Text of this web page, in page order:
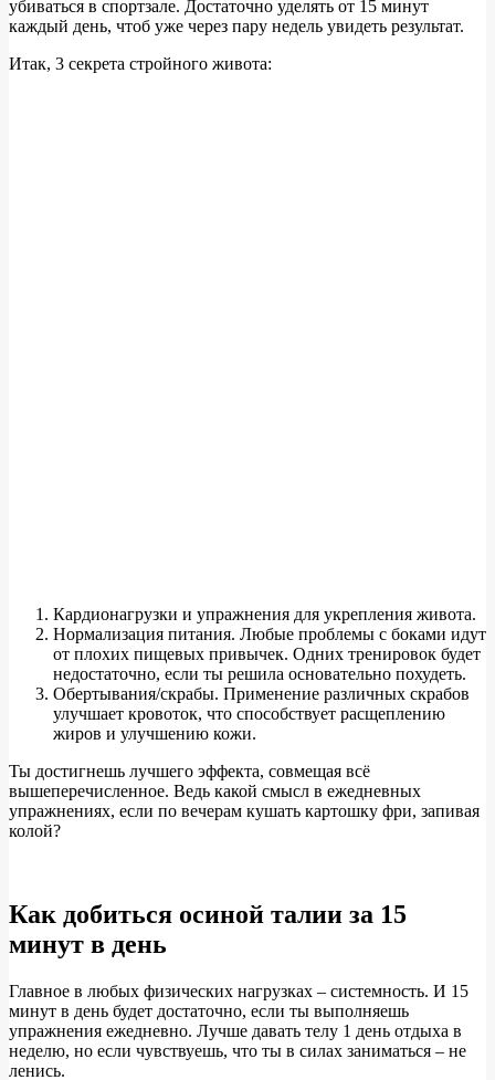
убиваться в спортзале. Достаточно уделять от 15 минут
каждый день, чтоб уже через пару недель увидеть результат.
Итак, 3 секрета стройного живота:
Кардионагрузки и упражнения для укрепления живота.
Нормализация питания. Любые проблемы с боками идут
от плохих пищевых привычек. Одних тренировок будет
недостаточно, если ты решила основательно похудеть.
Обертывания/скрабы. Применение различных скрабов
улучшает кровоток, что способствует расщеплению
жиров и улучшению кожи.
Ты достигнешь лучшего эффекта, совмещая всё
вышеперечисленное. Ведь какой смысл в ежедневных
упражнениях, если по вечерам кушать картошку фри, запивая
колой?
Как добиться осиной талии за 15
минут в день
Главное в любых физических нагрузках – системность. И 15
минут в день будет достаточно, если ты выполняешь
упражнения ежедневно. Лучше давать телу 1 день отдыха в
неделю, но если чувствуешь, что ты в силах заниматься – не
ленись.